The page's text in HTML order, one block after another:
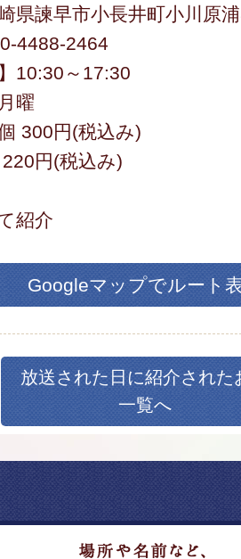
県諫早市小長井町小川原
4488-2464
10:30～17:30
曜
300円(税込み)
円(税込み)
紹介
Googleマップでルート
放送された日に紹介された
一覧へ